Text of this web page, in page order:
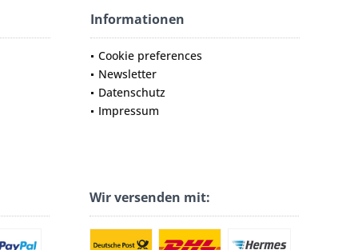
Informationen
Cookie preferences
Newsletter
Datenschutz
Impressum
Wir versenden mit: